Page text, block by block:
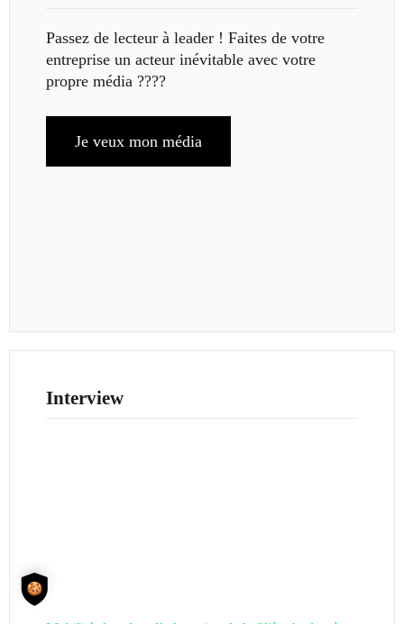
Passez de lecteur à leader ! Faites de votre
entreprise un acteur inévitable avec votre
propre média ????
Je veux mon média
Interview